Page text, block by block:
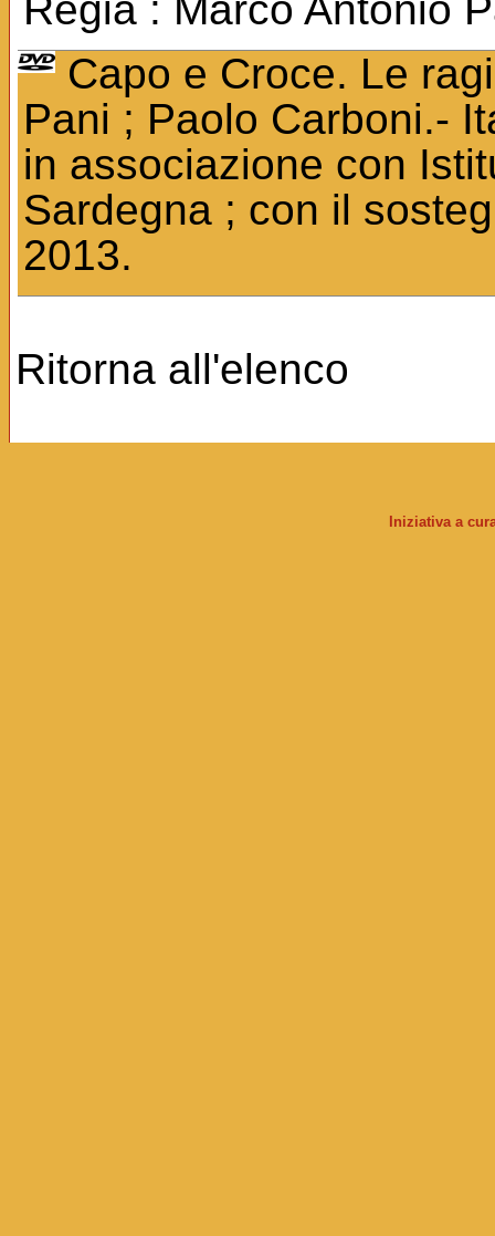
Capo e Croce. Le
Pani ; Paolo Carboni.-
in associazione con
Sardegna ; con il
2013.
Ritorna all'elenco
Iniziativa a